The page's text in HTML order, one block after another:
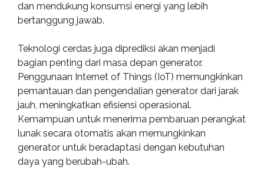
dan mendukung konsumsi energi yang lebih
bertanggung jawab.
Teknologi cerdas juga diprediksi akan menjadi
bagian penting dari masa depan generator.
Penggunaan Internet of Things (IoT) memungkinkan
pemantauan dan pengendalian generator dari jarak
jauh, meningkatkan efisiensi operasional.
Kemampuan untuk menerima pembaruan perangkat
lunak secara otomatis akan memungkinkan
generator untuk beradaptasi dengan kebutuhan
daya yang berubah-ubah.